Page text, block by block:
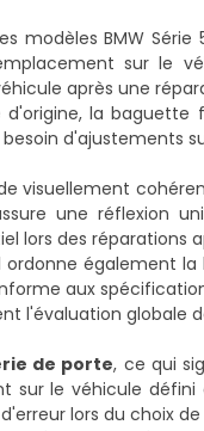
BMW
sur le
après une
la
d'ajustements
visuellement
une réflexion
lors des réparations
également
aux
l'évaluation globale
de porte, ce qui
sur le véhicule
lors du choix de